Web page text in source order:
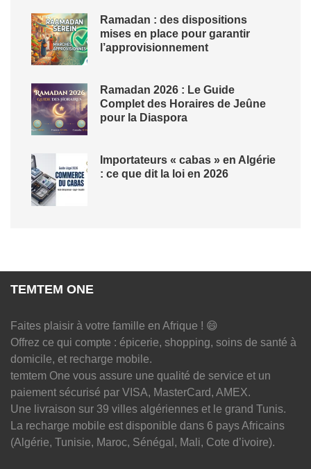
Ramadan : des dispositions
mises en place pour garantir
l’approvisionnement
Ramadan 2026 : Le Guide
Complet des Horaires de Jeûne
pour la Diaspora
Importateurs « cabas » en Algérie
: ce que dit la loi en 2026
TEMTEM ONE
Faites plaisir à votre famille en Afrique ! 😄
Offrez ce qui compte : épicerie, shopping, soins de santé à
domicile, et recharge mobile.
temtem One vous assure une qualité de service et un
paiement sécurisé par VISA, MasterCard, AMEX.
Une livraison sur 39 villes algériennes et le grand Tunis.
La recharge mobile est disponible dans 6 pays Africains
(Algérie, Tunisie, Maroc, Sénégal, Mali, Cote d’ivoire).